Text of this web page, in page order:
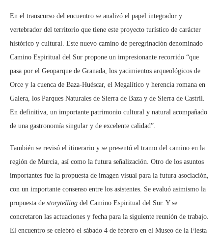
En el transcurso del encuentro se analizó el papel integrador y
vertebrador del territorio que tiene este proyecto turístico de carácter
histórico y cultural. Este nuevo camino de peregrinación denominado
Camino Espiritual del Sur propone un impresionante recorrido “que
pasa por el Geoparque de Granada, los yacimientos arqueológicos de
Orce y la cuenca de Baza-Huéscar, el Megalítico y herencia romana en
Galera, los Parques Naturales de Sierra de Baza y de Sierra de Castril.
En definitiva, un importante patrimonio cultural y natural acompañado
de una gastronomía singular y de excelente calidad”.
También se revisó el itinerario y se presentó el tramo del camino en la
región de Murcia, así como la futura señalización. Otro de los asuntos
importantes fue la propuesta de imagen visual para la futura asociación,
con un importante consenso entre los asistentes. Se evaluó asimismo la
propuesta de storytelling del Camino Espiritual del Sur. Y se
concretaron las actuaciones y fecha para la siguiente reunión de trabajo.
El encuentro se celebró el sábado 4 de febrero en el Museo de la Fiesta